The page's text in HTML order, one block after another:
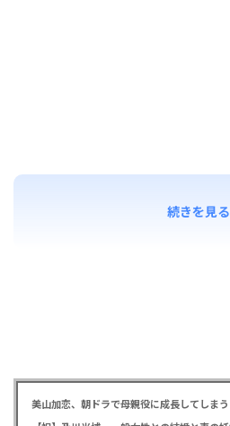
続きを見る
美山加恋、朝ドラで母親役に成長してしまう